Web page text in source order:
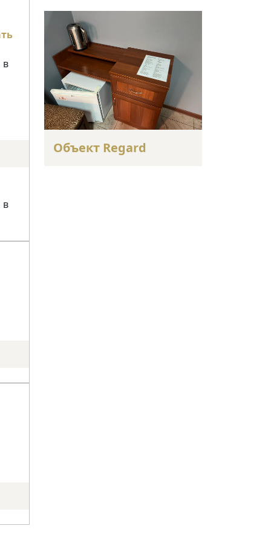
в
в
Объект Regard